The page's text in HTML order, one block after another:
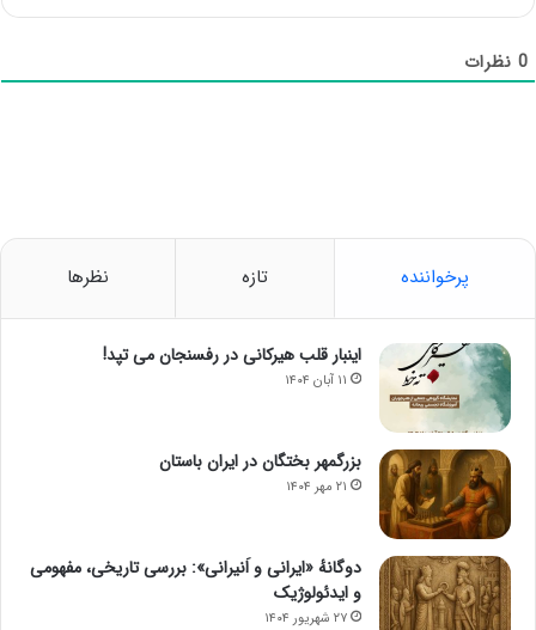
0 نظرات
پرخواننده تازه نظرها
اینبار قلب هیرکانی در رفسنجان می تپد!
۱۱ آبان ۱۴۰۴
بزرگمهر بختگان در ایران باستان
۲۱ مهر ۱۴۰۴
دوگانهٔ «ایرانی و اَنیرانی»: بررسی تاریخی، مفهومی
و ایدئولوژیک
۲۷ شهریور ۱۴۰۴